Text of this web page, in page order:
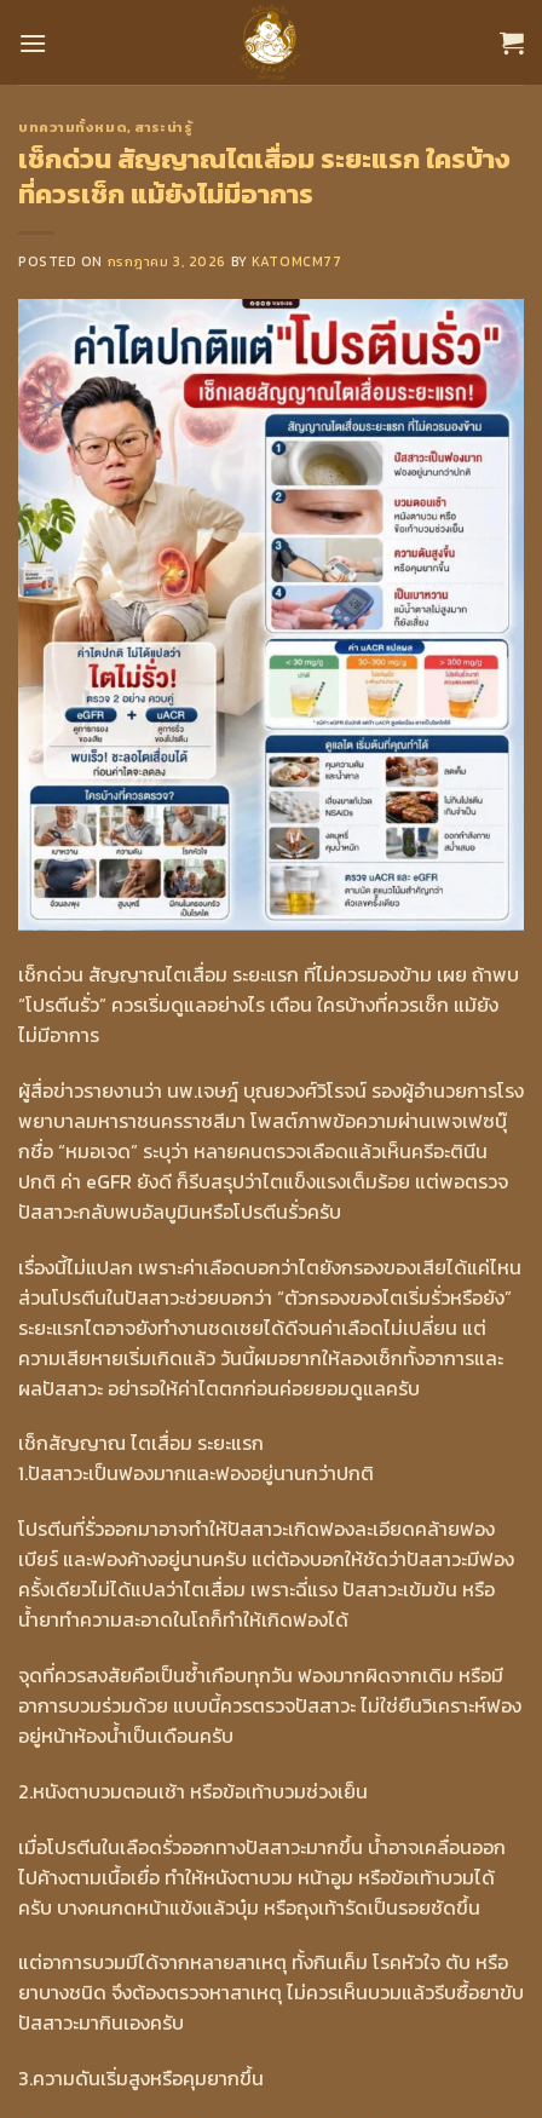
บทความทั้งหมด, สาระน่ารู้
เช็กด่วน สัญญาณไตเสื่อม ระยะแรก ใครบ้าง
ที่ควรเช็ก แม้ยังไม่มีอาการ
POSTED ON กรกฎาคม 3, 2026 BY KATOMCM77
เช็กด่วน สัญญาณไตเสื่อม ระยะแรก ที่ไม่ควรมองข้าม เผย ถ้าพบ
“โปรตีนรั่ว” ควรเริ่มดูแลอย่างไร เตือน ใครบ้างที่ควรเช็ก แม้ยัง
ไม่มีอาการ
ผู้สื่อข่าวรายงานว่า นพ.เจษฎ์ บุณยวงศ์วิโรจน์ รองผู้อำนวยการโรง
พยาบาลมหาราชนครราชสีมา โพสต์ภาพข้อความผ่านเพจเฟซบุ๊
กชื่อ “หมอเจด” ระบุว่า หลายคนตรวจเลือดแล้วเห็นครีอะตินีน
ปกติ ค่า eGFR ยังดี ก็รีบสรุปว่าไตแข็งแรงเต็มร้อย แต่พอตรวจ
ปัสสาวะกลับพบอัลบูมินหรือโปรตีนรั่วครับ
เรื่องนี้ไม่แปลก เพราะค่าเลือดบอกว่าไตยังกรองของเสียได้แค่ไหน
ส่วนโปรตีนในปัสสาวะช่วยบอกว่า “ตัวกรองของไตเริ่มรั่วหรือยัง”
ระยะแรกไตอาจยังทำงานชดเชยได้ดีจนค่าเลือดไม่เปลี่ยน แต่
ความเสียหายเริ่มเกิดแล้ว วันนี้ผมอยากให้ลองเช็กทั้งอาการและ
ผลปัสสาวะ อย่ารอให้ค่าไตตกก่อนค่อยยอมดูแลครับ
เช็กสัญญาณ ไตเสื่อม ระยะแรก
1.ปัสสาวะเป็นฟองมากและฟองอยู่นานกว่าปกติ
โปรตีนที่รั่วออกมาอาจทำให้ปัสสาวะเกิดฟองละเอียดคล้ายฟอง
เบียร์ และฟองค้างอยู่นานครับ แต่ต้องบอกให้ชัดว่าปัสสาวะมีฟอง
ครั้งเดียวไม่ได้แปลว่าไตเสื่อม เพราะฉี่แรง ปัสสาวะเข้มข้น หรือ
น้ำยาทำความสะอาดในโถก็ทำให้เกิดฟองได้
จุดที่ควรสงสัยคือเป็นซ้ำเกือบทุกวัน ฟองมากผิดจากเดิม หรือมี
อาการบวมร่วมด้วย แบบนี้ควรตรวจปัสสาวะ ไม่ใช่ยืนวิเคราะห์ฟอง
อยู่หน้าห้องน้ำเป็นเดือนครับ
2.หนังตาบวมตอนเช้า หรือข้อเท้าบวมช่วงเย็น
เมื่อโปรตีนในเลือดรั่วออกทางปัสสาวะมากขึ้น น้ำอาจเคลื่อนออก
ไปค้างตามเนื้อเยื่อ ทำให้หนังตาบวม หน้าอูม หรือข้อเท้าบวมได้
ครับ บางคนกดหน้าแข้งแล้วบุ๋ม หรือถุงเท้ารัดเป็นรอยชัดขึ้น
แต่อาการบวมมีได้จากหลายสาเหตุ ทั้งกินเค็ม โรคหัวใจ ตับ หรือ
ยาบางชนิด จึงต้องตรวจหาสาเหตุ ไม่ควรเห็นบวมแล้วรีบซื้อยาขับ
ปัสสาวะมากินเองครับ
3.ความดันเริ่มสูงหรือคุมยากขึ้น